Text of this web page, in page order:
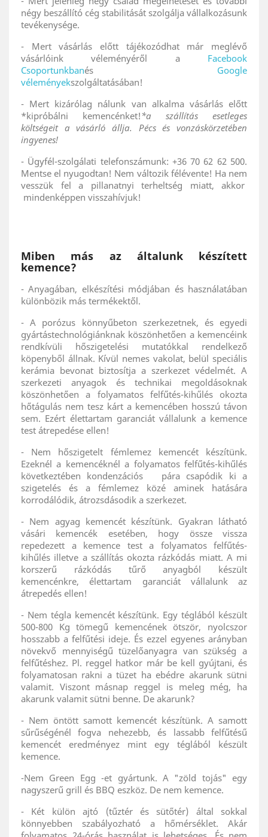
négy beszállító cég stabilitását szolgálja vállalkozásunk
tevékenysége.
- Mert vásárlás előtt tájékozódhat már meglévő
vásárlóink véleményéről a Facebook
Csoportunkbanés Google
véleményekszolgáltatásában!
- Mert kizárólag nálunk van alkalma vásárlás előtt
*kipróbálni kemencénket!*a szállítás esetleges
költségeit a vásárló állja. Pécs és vonzáskörzetében
ingyenes!
- Ügyfél-szolgálati telefonszámunk: +36 70 62 62 500.
Mentse el nyugodtan! Nem változik félévente! Ha nem
vesszük fel a pillanatnyi terheltség miatt, akkor
mindenképpen visszahívjuk!
Miben más az általunk készített
kemence?
- Anyagában, elkészítési módjában és használatában
különbözik más termékektől.
- A porózus könnyűbeton szerkezetnek, és egyedi
gyártástechnológiánknak köszönhetően a kemencéink
rendkívüli hőszigetelési mutatókkal rendelkező
köpenyből állnak. Kívül nemes vakolat, belül speciális
kerámia bevonat biztosítja a szerkezet védelmét. A
szerkezeti anyagok és technikai megoldásoknak
köszönhetően a folyamatos felfűtés-kihűlés okozta
hőtágulás nem tesz kárt a kemencében hosszú távon
sem. Ezért élettartam garanciát vállalunk a kemence
test átrepedése ellen!
- Nem hőszigetelt fémlemez kemencét készítünk.
Ezeknél a kemencéknél a folyamatos felfűtés-kihűlés
következtében kondenzációs pára csapódik ki a
szigetelés és a fémlemez közé aminek hatására
korrodálódik, átrozsdásodik a szerkezet.
- Nem agyag kemencét készítünk. Gyakran látható
vásári kemencék esetében, hogy össze vissza
repedezett a kemence test a folyamatos felfűtés-
kihűlés illetve a szállítás okozta rázkódás miatt. A mi
korszerű rázkódás tűrő anyagból készült
kemencénkre, élettartam garanciát vállalunk az
átrepedés ellen!
- Nem tégla kemencét készítünk. Egy téglából készült
500-800 Kg tömegű kemencének ötször, nyolcszor
hosszabb a felfűtési ideje. És ezzel egyenes arányban
növekvő mennyiségű tüzelőanyagra van szükség a
felfűtéshez. Pl. reggel hatkor már be kell gyújtani, és
folyamatosan rakni a tüzet ha ebédre akarunk sütni
valamit. Viszont másnap reggel is meleg még, ha
akarunk valamit sütni benne. De akarunk?
- Nem öntött samott kemencét készítünk. A samott
sűrűségénél fogva nehezebb, és lassabb felfűtésű
kemencét eredményez mint egy téglából készült
kemence.
-Nem Green Egg -et gyártunk. A "zöld tojás" egy
nagyszerű grill és BBQ eszköz. De nem kemence.
- Két külön ajtó (tűztér és sütőtér) által sokkal
könnyebben szabályozható a hőmérséklet. Akár